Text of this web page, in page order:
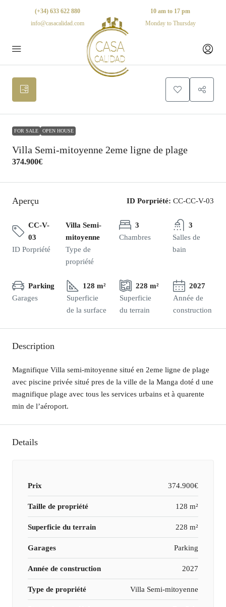
(+34) 633 622 880
info@casacalidad.com
10 am to 17 pm
Monday to Thursday
10
FOR SALE OPEN HOUSE
Villa Semi-mitoyenne 2eme ligne de plage
374.900€
Aperçu ID Porpriété: CC-CC-V-03
CC-V-
03
ID Porpriété
Villa Semi-
mitoyenne
Type de
propriété
3
Chambres
3
Salles de
bain
Parking
Garages
128 m²
Superficie
de la surface
228 m²
Superficie
du terrain
2027
Année de
construction
Description
Magnifique Villa semi-mitoyenne situé en 2eme ligne de plage
avec piscine privée situé pres de la ville de la Manga doté d une
magnifique plage avec tous les services urbains et à quarente
min de l’aéroport.
Details
Prix 374.900€
Taille de propriété 128 m²
Superficie du terrain 228 m²
Garages Parking
Année de construction 2027
Type de propriété Villa Semi-mitoyenne